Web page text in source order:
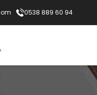
0538 889 60 94